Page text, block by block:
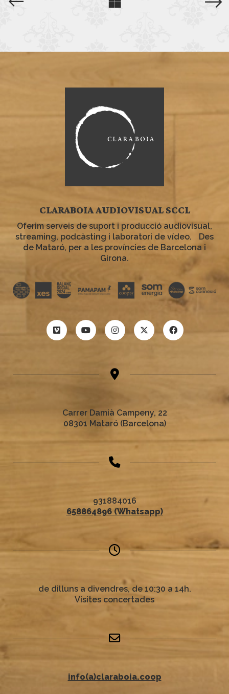
CLARABOIA AUDIOVISUAL SCCL
Oferim serveis de suport i producció audiovisual,
streaming, podcàsting i laboratori de vídeo. Des
de Mataró, per a les províncies de Barcelona i
Girona.
Carrer Damià Campeny, 22
08301 Mataró (Barcelona)
931884016
658864896 (Whatsapp)
de dilluns a divendres, de 10:30 a 14h.
Visites concertades
info(a)claraboia.coop